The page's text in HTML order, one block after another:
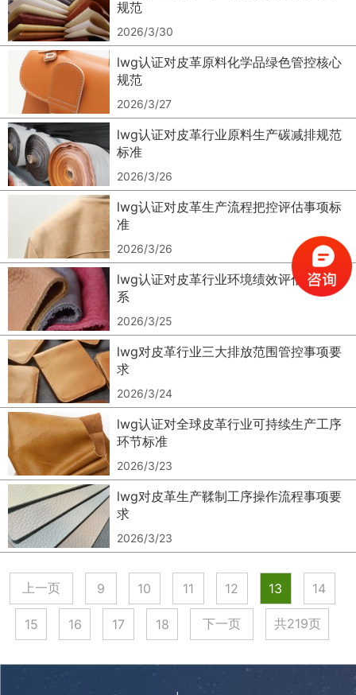
规范
2026/3/30
lwg认证对皮革原料化学品绿色管控核心
规范
2026/3/27
lwg认证对皮革行业原料生产碳减排规范
标准
2026/3/26
lwg认证对皮革生产流程把控评估事项标
准
2026/3/26
lwg认证对皮革行业环境绩效评估标准体
系
2026/3/25
lwg对皮革行业三大排放范围管控事项要
求
2026/3/24
lwg认证对全球皮革行业可持续生产工序
环节标准
2026/3/23
lwg对皮革生产鞣制工序操作流程事项要
求
2026/3/23
上一页 9 10 11 12 13 14
15 16 17 18 下一页 共219页
0
1
0
1
2
3
4
5
6
7
0
2
3
6
7
8
1
2